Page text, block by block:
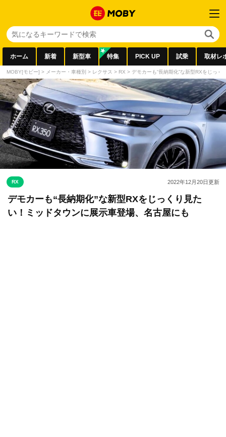
ホーム 新着 新型車 特集 PICK UP 試乗 取材レ
MOBY[モビー] > メーカー・車種別 > レクサス > RX > デモカーも“長納期化”な新型RXをじっ
RX 2022年12月20日更新
デモカーも“長納期化”な新型RXをじっくり見た
い！ミッドタウンに展示車登場、名古屋にも